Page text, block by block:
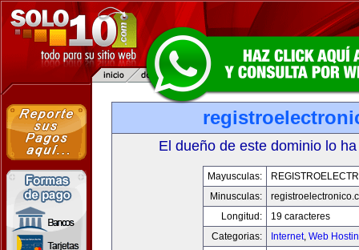
El dueño de este dominio lo
Mayusculas:
Minusculas:
Longitud:
19 caracteres
Categorias:
Internet, Web